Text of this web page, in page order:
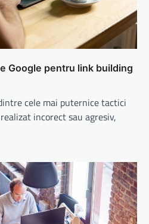
Google pentru link building
cele mai puternice tactici
incorect sau agresiv,